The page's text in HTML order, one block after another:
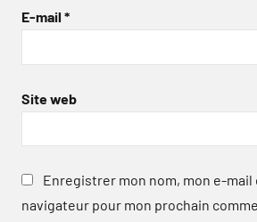
E-mail *
Site web
Enregistrer mon nom, mon e-mail
navigateur pour mon prochain